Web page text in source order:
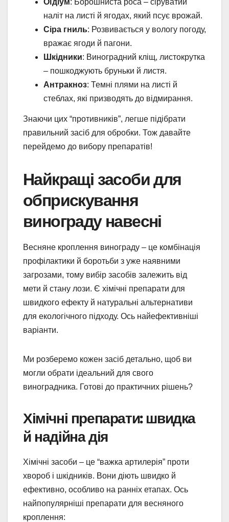
наліт на листі й ягодах, який псує врожай.
Сіра гниль: Розвивається у вологу погоду,
вражає ягоди й пагони.
Шкідники: Виноградний кліщ, листокрутка
– пошкоджують бруньки й листя.
Антракноз: Темні плями на листі й
стеблах, які призводять до відмирання.
Знаючи цих “противників”, легше підібрати
правильний засіб для обробки. Тож давайте
перейдемо до вибору препаратів!
Найкращі засоби для
обприскування
винограду навесні
Весняне кроплення винограду – це комбінація
профілактики й боротьби з уже наявними
загрозами, тому вибір засобів залежить від
мети й стану лози. Є хімічні препарати для
швидкого ефекту й натуральні альтернативи
для екологічного підходу. Ось найефективніші
варіанти.
Ми розберемо кожен засіб детально, щоб ви
могли обрати ідеальний для свого
виноградника. Готові до практичних рішень?
Хімічні препарати: швидка
й надійна дія
Хімічні засоби – це “важка артилерія” проти
хвороб і шкідників. Вони діють швидко й
ефективно, особливо на ранніх етапах. Ось
найпопулярніші препарати для весняного
кроплення: